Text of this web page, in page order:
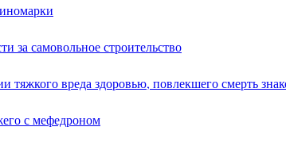
за самовольное строительство
вреда здоровью, повлекшего смерть
с мефедроном